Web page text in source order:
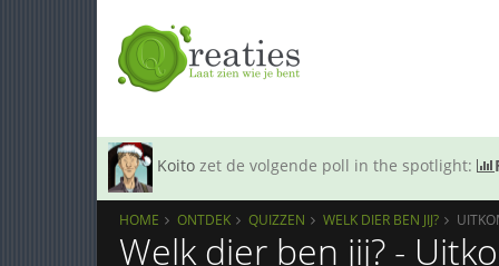
Koito zet de volgende poll in the spotlight:
HOME ONTDEK QUIZZEN WELK DIER BEN JIJ?
Welk dier ben jij? -